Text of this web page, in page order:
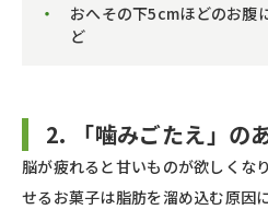
おへその下5cmほどのお腹
ど
2. 「噛みごたえ」の
脳が疲れると甘いものが欲しくな
せるお菓子は脂肪を溜め込む原因に